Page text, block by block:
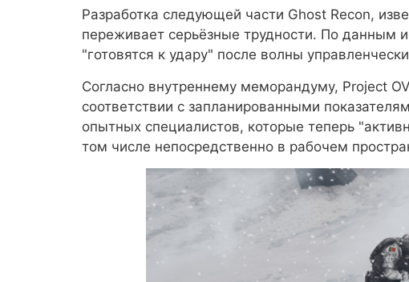
Разработка следующей части Ghost Recon,
переживает серьёзные трудности. По данным
"готовятся к удару" после волны
Согласно внутреннему меморандуму, Project
соответствии с запланированными
опытных специалистов, которые теперь
том числе непосредственно в рабочем